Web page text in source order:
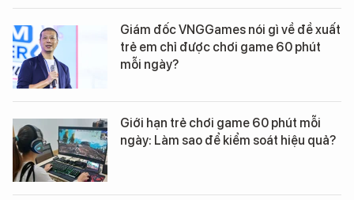
Giám đốc VNGGames nói gì về đề xuất
trẻ em chỉ được chơi game 60 phút
mỗi ngày?
Giới hạn trẻ chơi game 60 phút mỗi
ngày: Làm sao để kiểm soát hiệu quả?